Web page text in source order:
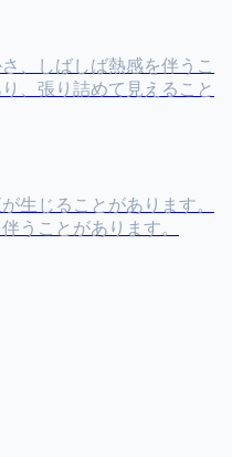
、しばしば熱感を伴うこ
、張り詰めて見えること
生じることがあります。
うことがあります。